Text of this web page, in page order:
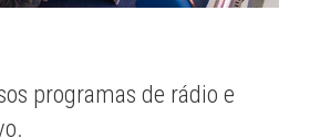
programas de rádio e